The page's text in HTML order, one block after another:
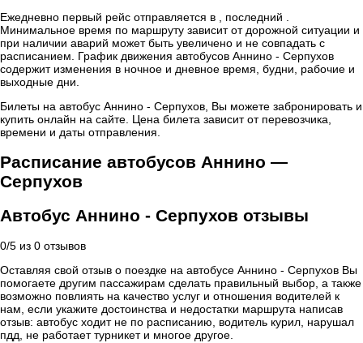
Ежедневно первый рейс отправляется в , последний .
Минимальное время по маршруту зависит от дорожной ситуации и
при наличии аварий может быть увеличено и не совпадать с
расписанием. График движения автобусов Аннино - Серпухов
содержит изменения в ночное и дневное время, будни, рабочие и
выходные дни.
Билеты на автобус Аннино - Серпухов, Вы можете забронировать и
купить онлайн на сайте. Цена билета зависит от перевозчика,
времени и даты отправления.
Расписание автобусов Аннино —
Серпухов
Автобус Аннино - Серпухов отзывы
0/5 из 0 отзывов
Оставляя свой отзыв о поездке на автобусе Аннино - Серпухов Вы
помогаете другим пассажирам сделать правильный выбор, а также
возможно повлиять на качество услуг и отношения водителей к
нам, если укажите достоинства и недостатки маршрута написав
отзыв: автобус ходит не по расписанию, водитель курил, нарушал
пдд, не работает турникет и многое другое.